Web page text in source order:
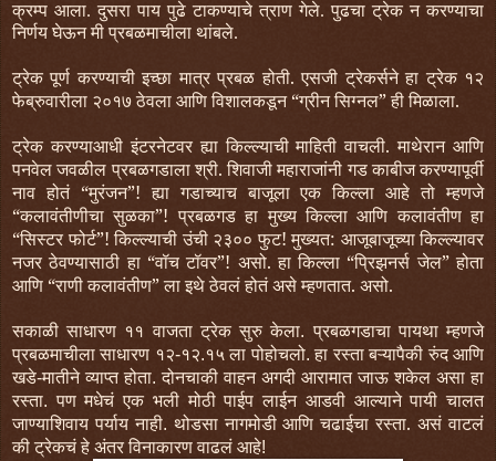
क्रम्प आला. दुसरा पाय पुढे टाकण्याचे त्राण गेले. पुढचा ट्रेक न करण्याचा
निर्णय घेऊन मी प्रबळमाचीला थांबले.
ट्रेक पूर्ण करण्याची इच्छा मात्र प्रबळ होती. एसजी ट्रेकर्सने हा ट्रेक १२
फेब्रुवारीला २०१७ ठेवला आणि विशालकडून “ग्रीन सिग्नल” ही मिळाला.
ट्रेक करण्याआधी इंटरनेटवर ह्या किल्ल्याची माहिती वाचली. माथेरान आणि
पनवेल जवळील प्रबळगडाला श्री. शिवाजी महाराजांनी गड काबीज करण्यापूर्वी
नाव होतं “मुरंजन”! ह्या गडाच्याच बाजूला एक किल्ला आहे तो म्हणजे
“कलावंतीणीचा सुळका”! प्रबळगड हा मुख्य किल्ला आणि कलावंतीण हा
“सिस्टर फोर्ट”! किल्ल्याची उंची २३०० फुट! मुख्यत: आजूबाजूच्या किल्ल्यावर
नजर ठेवण्यासाठी हा “वॉच टॉवर”! असो. हा किल्ला “प्रिझनर्स जेल” होता
आणि “राणी कलावंतीण” ला इथे ठेवलं होतं असे म्हणतात. असो.
सकाळी साधारण ११ वाजता ट्रेक सुरु केला.प्रबळगडाचा पायथा म्हणजे
प्रबळमाचीला साधारण १२-१२.१५ ला पोहोचलो.हा रस्ता बऱ्यापैकी रुंद आणि
खडे-मातीने व्याप्त होता.दोनचाकी वाहन अगदी आरामात जाऊ शकेल असा हा
रस्ता.पण मधेचं एक भली मोठी पाईप लाईन आडवी आल्याने पायी चालत
जाण्याशिवाय पर्याय नाही. थोडसा नागमोडी आणि चढाईचा रस्ता.असं वाटलं
कीट्रेकचंहेअंतरविनाकारणवाढलंआहे!